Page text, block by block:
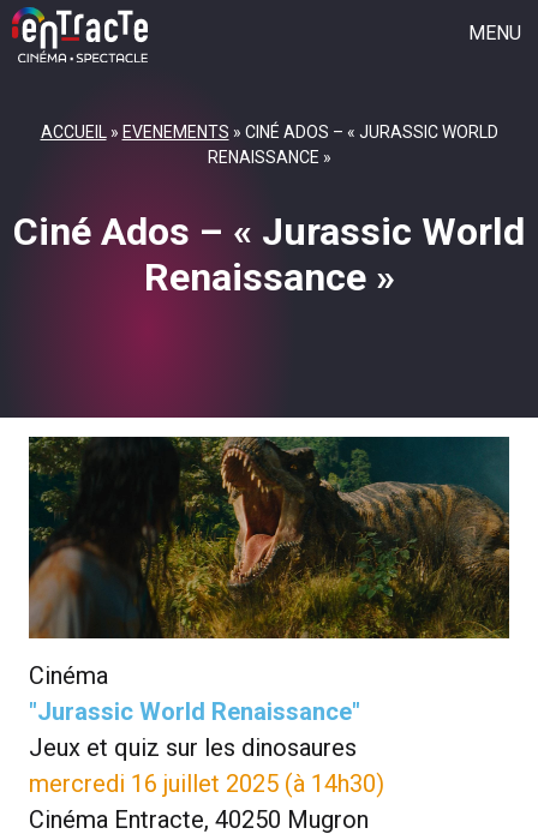
MENU
SAISON CULTURELLE
JEUNE PUBLIC
GROUPE VOCAL
L’ACTU
REJOIGNEZ L’AVENTURE
LES PARTENAIRES
LES ARCHIVES
CONTACT
PROGRAMMES À TÉLÉCHARGER
REJOIGNEZ L'AVENTURE
ACCUEIL » EVENEMENTS » CINÉ ADOS – « JURASSIC WORLD
RENAISSANCE »
Ciné Ados – « Jurassic World
Renaissance »
Cinéma
"Jurassic World Renaissance"
Jeux et quiz sur les dinosaures
mercredi 16 juillet 2025 (à 14h30)
Cinéma Entracte, 40250 Mugron